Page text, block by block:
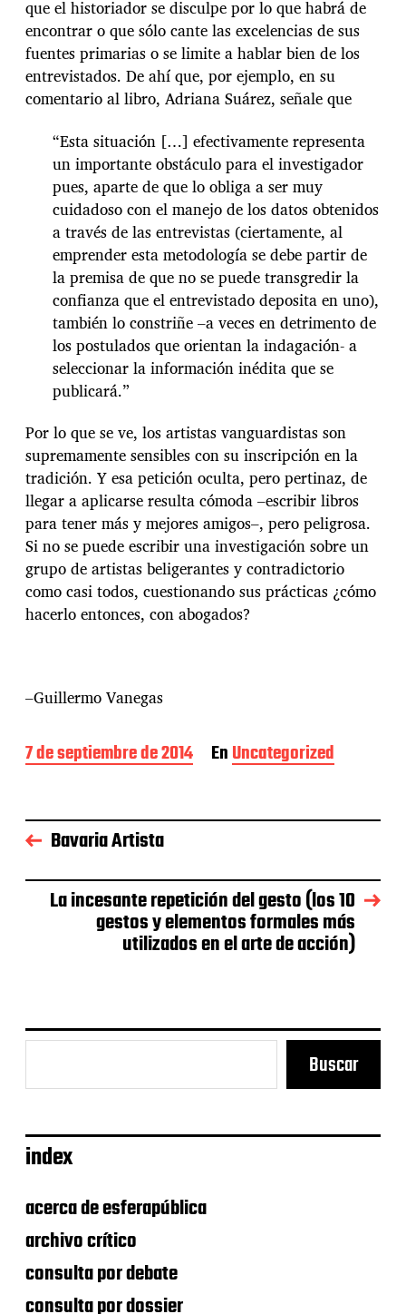
que el historiador se disculpe por lo que habrá de
encontrar o que sólo cante las excelencias de sus
fuentes primarias o se limite a hablar bien de los
entrevistados. De ahí que, por ejemplo, en su
comentario al libro, Adriana Suárez, señale que
“Esta situación […] efectivamente representa
un importante obstáculo para el investigador
pues, aparte de que lo obliga a ser muy
cuidadoso con el manejo de los datos obtenidos
a través de las entrevistas (ciertamente, al
emprender esta metodología se debe partir de
la premisa de que no se puede transgredir la
confianza que el entrevistado deposita en uno),
también lo constriñe –a veces en detrimento de
los postulados que orientan la indagación- a
seleccionar la información inédita que se
publicará.”
Por lo que se ve, los artistas vanguardistas son
supremamente sensibles con su inscripción en la
tradición. Y esa petición oculta, pero pertinaz, de
llegar a aplicarse resulta cómoda –escribir libros
para tener más y mejores amigos–, pero peligrosa.
Si no se puede escribir una investigación sobre un
grupo de artistas beligerantes y contradictorio
como casi todos, cuestionando sus prácticas ¿cómo
hacerlo entonces, con abogados?
–Guillermo Vanegas
F
e
a
d
l
a
7 de septiembre de 2014 EnUncategorized
Bavaria Artista
La incesante repetición del gesto (los 10
gestos y elementos formales más
utilizados en el arte de acción)
Buscar
index
acerca de esferapública
archivo crítico
consulta por debate
consulta por dossier